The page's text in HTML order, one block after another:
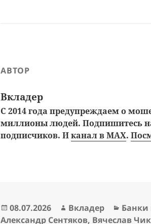
АВТОР
Вкладер
С 2014 года предупреждаем о
миллионы людей. Подпишитесь
подписчиков. Иканал в MAX.
Опубликовано
08.07.2026 Автор
Вкладер
Александр Сентяков, Вячеслав